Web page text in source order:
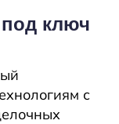
ключ
с